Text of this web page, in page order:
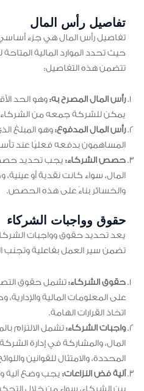
تفاصيل رأس المال
تفاصيل رأس المال هي جزء
حيث تحدد الموارد المالية
تتضمن هذه التفاصيل:
رأس المال المصرح به:وهو الحد
يمكن للشركة جمعه من الشركاء
رأس المال المدفوع:وهو المبلغ
المساهمون بدفعه فعليًا عند
حصص الشركاء: يجب تحديد
المال، سواء كانت نقدية أو عينية،
والخسائر بناءً على هذه الحصص.
حقوق وواجبات الشركاء
يعد تحديد حقوق وواجبات
تضمن سير العمل بفاعلية وتجنب
حقوق الشركاء:تشمل حقوق
على المعلومات المالية
اتخاذ القرارات الهامة.
واجبات الشركاء:تشمل الالتزام
المال، والمشاركة في إدارة
المحددة، والامتثال للقوانين
آلية فض النزاعات: يجب وضع آلية
بين الشركاء، سواء من خلال